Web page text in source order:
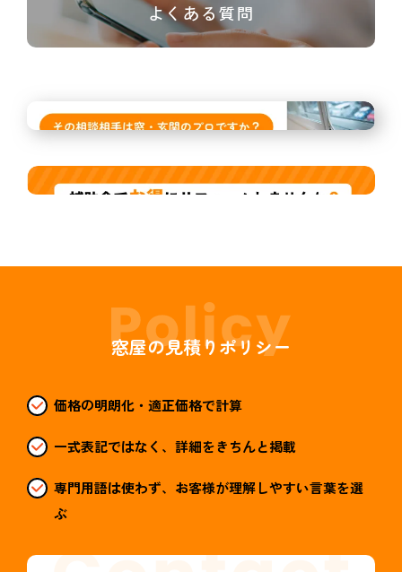
よくある質問
窓屋の見積りポリシー
価格の明朗化・適正価格で計算
一式表記ではなく、詳細をきちんと掲載
専門用語は使わず、お客様が理解しやすい言葉を選
ぶ